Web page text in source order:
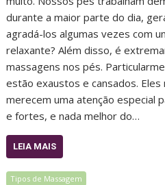
durante a maior parte do dia,
agradá-los algumas vezes com
relaxante? Além disso, é
massagens nos pés.
estão exaustos e cansados.
merecem uma atenção especial
e fortes, e nada melhor do…
LEIA MAIS
Tipos de Massagem